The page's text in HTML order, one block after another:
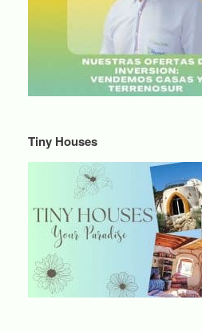
Tiny Houses